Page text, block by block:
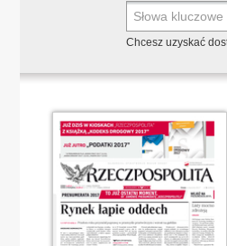
Chcesz uzyskać